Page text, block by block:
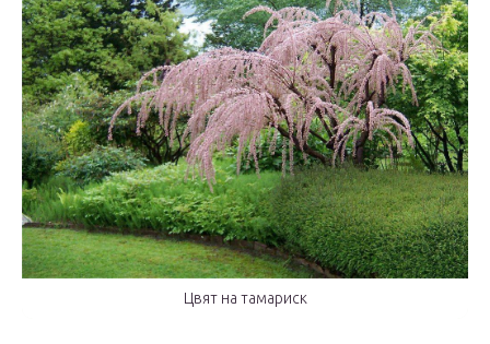
Цвят на тамариск